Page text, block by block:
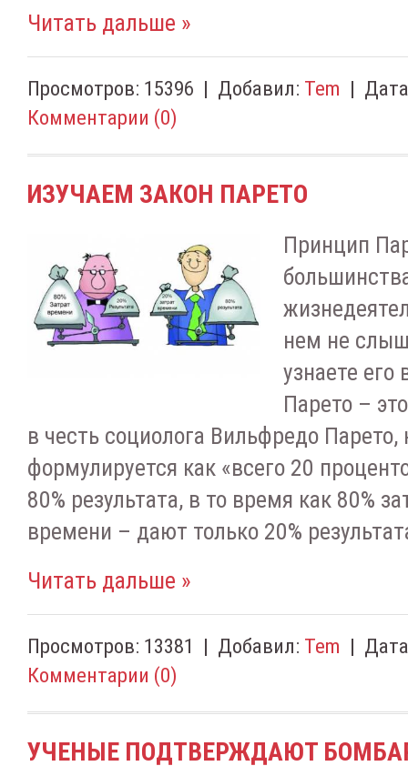
Читать дальше »
Просмотров: 15396 | Добавил: Tem |
Комментарии (0)
ИЗУЧАЕМ ЗАКОН ПАРЕТО
Принцип
нем не
узнаете его
Парето –
в честь социолога Вильфредо Парето,
формулируется как «всего 20
80% результата, в то время как 80%
времени – дают только 20%
Читать дальше »
Просмотров: 13381 | Добавил: Tem |
Комментарии (0)
УЧЕНЫЕ ПОДТВЕРЖДАЮТ